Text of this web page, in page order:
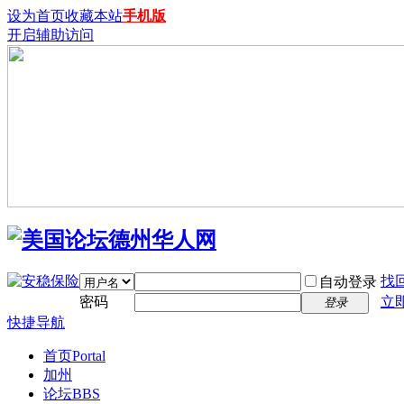
设为首页收藏本站手机版
开启辅助访问
自动登录 找
密码
登录
立
快捷导航
首页Portal
加州
论坛BBS